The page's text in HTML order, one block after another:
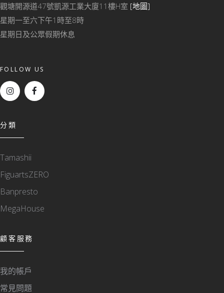
觀塘開源道47號凱源工業大廈11樓H室 [地圖]
星期一至六下午1時至8時
星期日及公眾假期休息
FOLLOW US
分類
Tamashii
FiguartsZERO
Banpresto
MegaHouse
顧客服務
我的帳戶
常見問題